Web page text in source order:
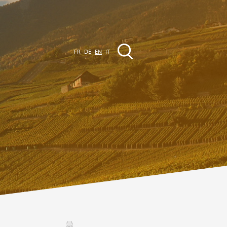
region
events
Vinum Montis
Assemblées générales & Statuts
FR DE EN IT